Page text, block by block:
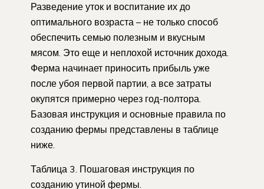
Разведение уток и воспитание их до
оптимального возраста – не только способ
обеспечить семью полезным и вкусным
мясом. Это еще и неплохой источник дохода.
Ферма начинает приносить прибыль уже
после убоя первой партии, а все затраты
окупятся примерно через год-полтора.
Базовая инструкция и основные правила по
созданию фермы представлены в таблице
ниже.
Таблица 3. Пошаговая инструкция по
созданию утиной фермы.